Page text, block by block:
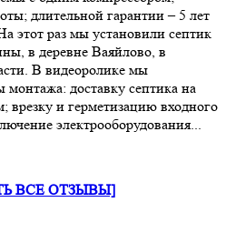
длительной гарантии – 5 лет
этот раз мы установили септик
в деревне Ваяйлово, в
В видеоролике мы
доставку септика на
врезку и герметизацию входного
электрооборудования...
ВСЕ ОТЗЫВЫ]